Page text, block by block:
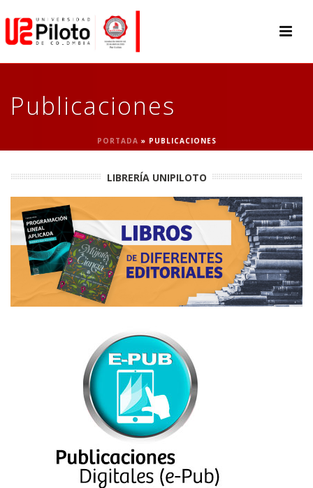
Publicaciones
PORTADA » PUBLICACIONES
LIBRERÍA UNIPILOTO